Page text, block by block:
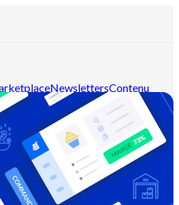
NewslettersContenu
APIDocumentation MCP